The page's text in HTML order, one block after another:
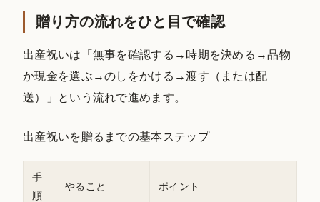
贈り方の流れをひと目で確認
出産祝いは「無事を確認する→時期を決める→品物
か現金を選ぶ→のしをかける→渡す（または配
送）」という流れで進めます。
出産祝いを贈るまでの基本ステップ
手
順
やること ポイント